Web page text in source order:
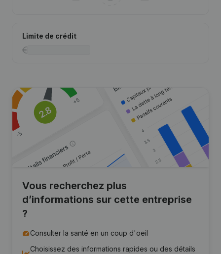
Limite de crédit
Vous recherchez plus
d’informations sur cette entreprise
?
Consulter la santé en un coup d'oeil
Choisissez des informations rapides ou des détails